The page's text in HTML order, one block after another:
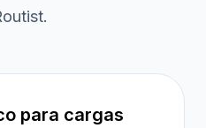
para cargas